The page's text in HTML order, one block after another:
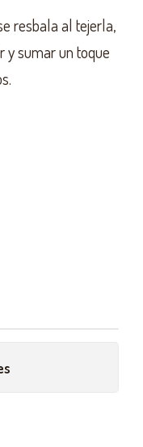
resbala al tejerla,
y sumar un toque